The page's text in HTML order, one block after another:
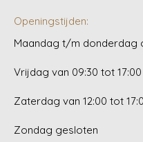
Openingstijden:
Maandag t/m donderdag
Vrijdag van 09:30 tot
Zaterdag van 12:00 tot
Zondag gesloten